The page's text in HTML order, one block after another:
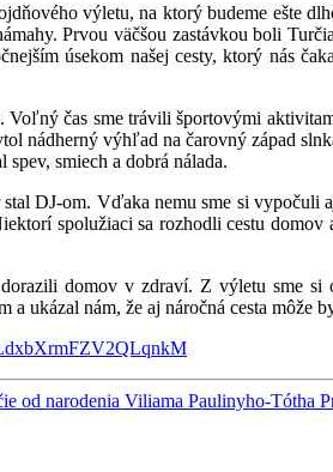
výletu, na ktorý budeme ešte
Prvou väčšou zastávkou boli
úsekom našej cesty, ktorý nás
Voľný čas sme trávili športovými
nádherný výhľad na čarovný západ
smiech a dobrá nálada.
DJ-om. Vďaka nemu sme si
spolužiaci sa rozhodli cestu
domov v zdraví. Z výletu sme
ukázal nám, že aj náročná cesta
od narodenia Viliama Paulinyho-Tótha